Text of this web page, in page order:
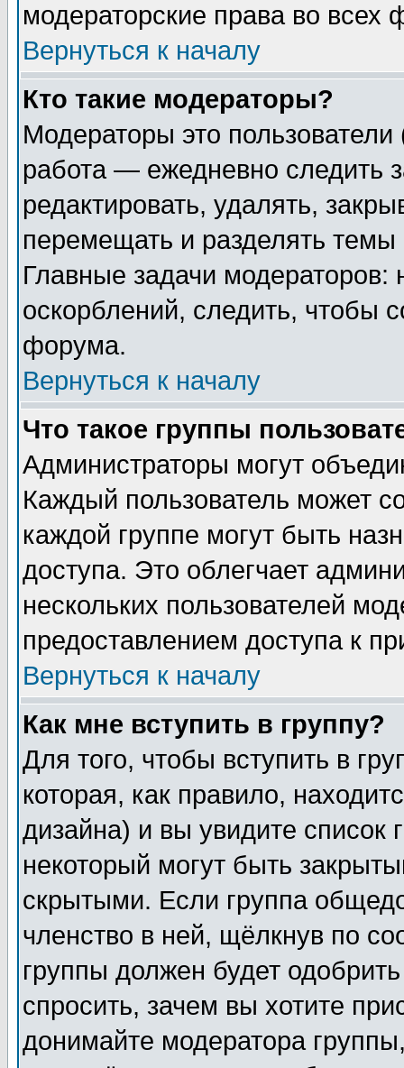
модераторские права во всех
Вернуться к началу
Кто такие модераторы?
Модераторы это
работа — ежедневно следить
редактировать, удалять,
перемещать и разделять
Главные задачи
оскорблений, следить, чтобы
форума.
Вернуться к началу
Что такое группы
Администраторы могут
Каждый пользователь может
каждой группе могут быть
доступа. Это облегчает
нескольких пользователей
предоставлением доступа к
Вернуться к началу
Как мне вступить в группу?
Для того, чтобы вступить в
которая, как правило,
дизайна) и вы увидите список
некоторый могут быть
скрытыми. Если группа
членство в ней, щёлкнув по
группы должен будет
спросить, зачем вы хотите
донимайте модератора